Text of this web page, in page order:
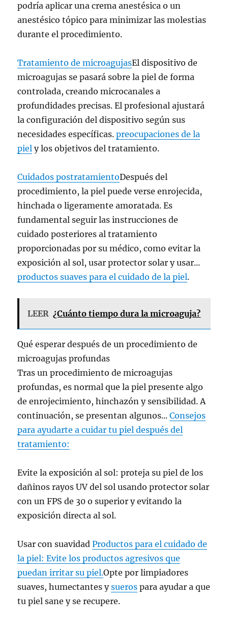
podría aplicar una crema anestésica o un
anestésico tópico para minimizar las molestias
durante el procedimiento.
Tratamiento de microagujasEl dispositivo de
microagujas se pasará sobre la piel de forma
controlada, creando microcanales a
profundidades precisas. El profesional ajustará
la configuración del dispositivo según sus
necesidades específicas.preocupaciones de la
piel y los objetivos del tratamiento.
Cuidados postratamientoDespués del
procedimiento, la piel puede verse enrojecida,
hinchada o ligeramente amoratada. Es
fundamental seguir las instrucciones de
cuidado posteriores al tratamiento
proporcionadas por su médico, como evitar la
exposición al sol, usar protector solar y usar...
productos suaves para el cuidado de la piel.
LEER ¿Cuánto tiempo dura la microaguja?
Qué esperar después de un procedimiento de
microagujas profundas
Tras un procedimiento de microagujas
profundas, es normal que la piel presente algo
de enrojecimiento, hinchazón y sensibilidad. A
continuación, se presentan algunos...Consejos
para ayudarte a cuidar tu piel después del
tratamiento:
Evite la exposición al sol: proteja su piel de los
dañinos rayos UV del sol usando protector solar
con un FPS de 30 o superior y evitando la
exposición directa al sol.
Usar con suavidadProductos para el cuidado de
la piel: Evite los productos agresivos que
puedan irritar su piel.Opte por limpiadores
suaves, humectantes ysueros para ayudar a que
tu piel sane y se recupere.